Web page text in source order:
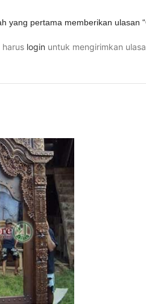
yang pertama memberikan ulasan
harus login untuk mengirimkan